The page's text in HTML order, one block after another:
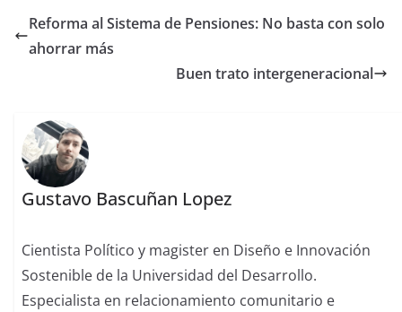
Reforma al Sistema de Pensiones: No basta con solo
ahorrar más
Buen trato intergeneracional
Gustavo Bascuñan Lopez
Cientista Político y magister en Diseño e Innovación
Sostenible de la Universidad del Desarrollo.
Especialista en relacionamiento comunitario e